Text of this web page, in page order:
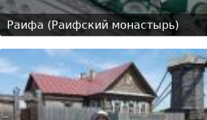
Раифа (Раифский монастырь)